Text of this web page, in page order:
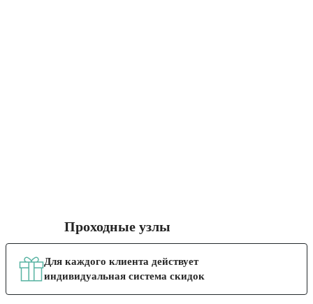
Проходные узлы
Для каждого клиента действует
индивидуальная система скидок